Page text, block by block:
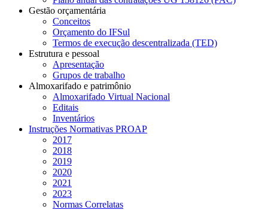
Gestão orçamentária
Conceitos
Orçamento do IFSul
Termos de execução descentralizada (TED)
Estrutura e pessoal
Apresentação
Grupos de trabalho
Almoxarifado e patrimônio
Almoxarifado Virtual Nacional
Editais
Inventários
Instruções Normativas PROAP
2017
2018
2019
2020
2021
2023
Normas Correlatas